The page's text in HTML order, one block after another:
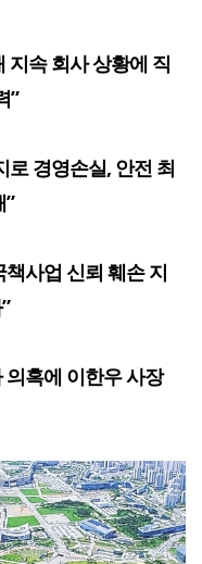
지속 회사 상황에 직
”
로 경영손실, 안전 최
사업 신뢰 훼손 지
혹에 이한우 사장